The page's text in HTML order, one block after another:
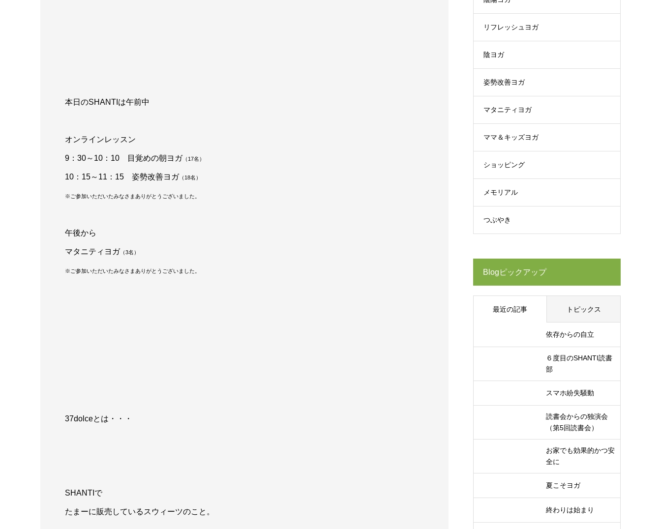
本日のSHANTIは午前中
オンラインレッスン
9：30～10：10 目覚めの朝ヨガ （17名）
10：15～11：15 姿勢改善ヨガ （18名）
※ご参加いただいたみなさまありがとうございました。
午後から
マタニティヨガ （3名）
※ご参加いただいたみなさまありがとうございました。
37dolceとは・・・
SHANTIで
たまーに販売しているスウィーツのこと。
リフレッシュヨガ
陰ヨガ
姿勢改善ヨガ
マタニティヨガ
ママ＆キッズヨガ
ショッピング
メモリアル
つぶやき
Blogピックアップ
最近の記事 トピックス
依存からの自立
６度目のSHANTI読書
部
スマホ紛失騒動
読書会からの独演会
（第5回読書会）
お家でも効果的かつ安
全に
夏こそヨガ
終わりは始まり